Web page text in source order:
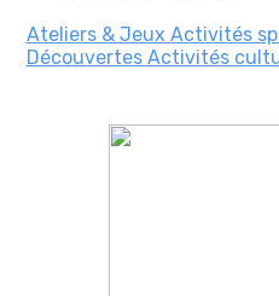
Ateliers & Jeux Activités
Découvertes Activités